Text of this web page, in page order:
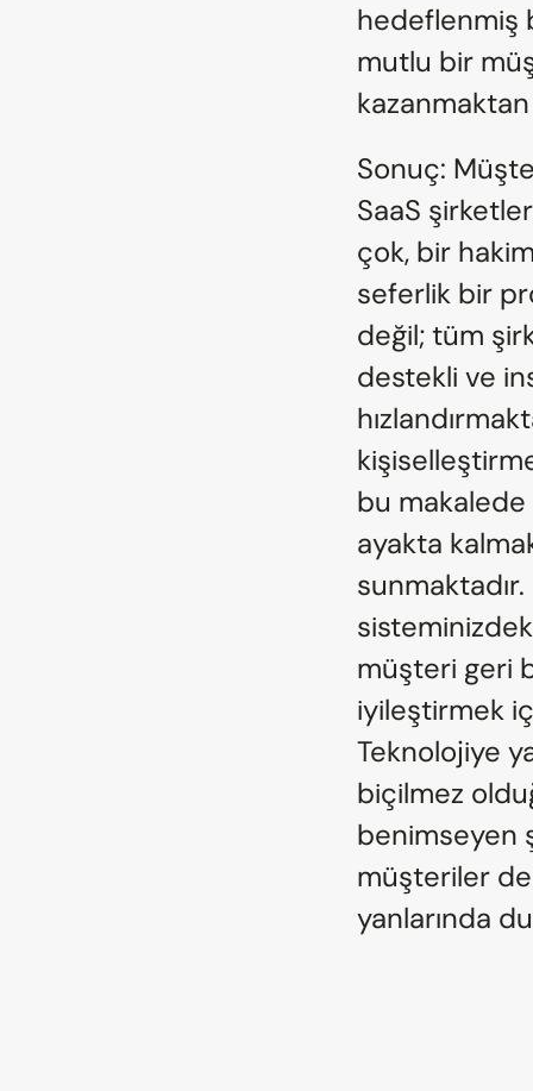
hedeflenmiş
mutlu bir
Sonuç:
SaaS
çok, bir
seferlik bir
değil; tüm
destekli ve
bu makalede
ayakta
müşteri geri
iyileştirmek
Teknolojiye
biçilmez
benimseyen
müşteriler
yanlarında